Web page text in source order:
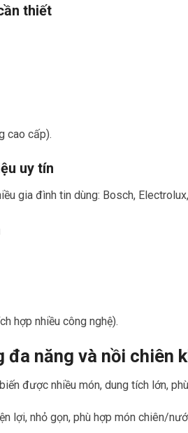
thiết
cao cấp).
uy tín
gia đình tin dùng: Bosch,
hợp nhiều công nghệ).
đa năng và nồi chiên
được nhiều món, dung tích lớn,
lợi, nhỏ gọn, phù hợp món chiên/